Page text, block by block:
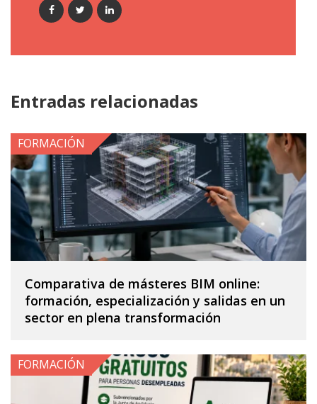
Entradas relacionadas
Comparativa de másteres BIM online:
formación, especialización y salidas en un
sector en plena transformación
FORMACIÓN
FORMACIÓN